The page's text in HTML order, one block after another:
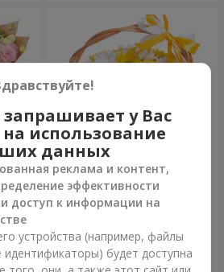
Корзина "Солнышко"
Заказать
запрашивает у Вас
на использование
данных
реклама и контент,
эффективности
доступ к информации на
устройства (например, файлы
идентификаторы) будет доступна